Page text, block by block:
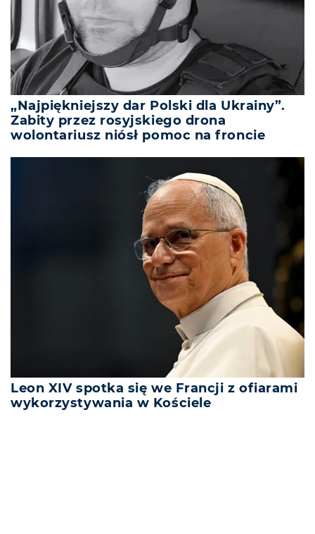
„Najpiękniejszy dar Polski dla Ukrainy”.
Zabity przez rosyjskiego drona
wolontariusz niósł pomoc na froncie
Leon XIV spotka się we Francji z ofiarami
wykorzystywania w Kościele